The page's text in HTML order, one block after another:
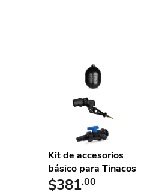
Kit de accesorios
básico para Tinacos
$381.00